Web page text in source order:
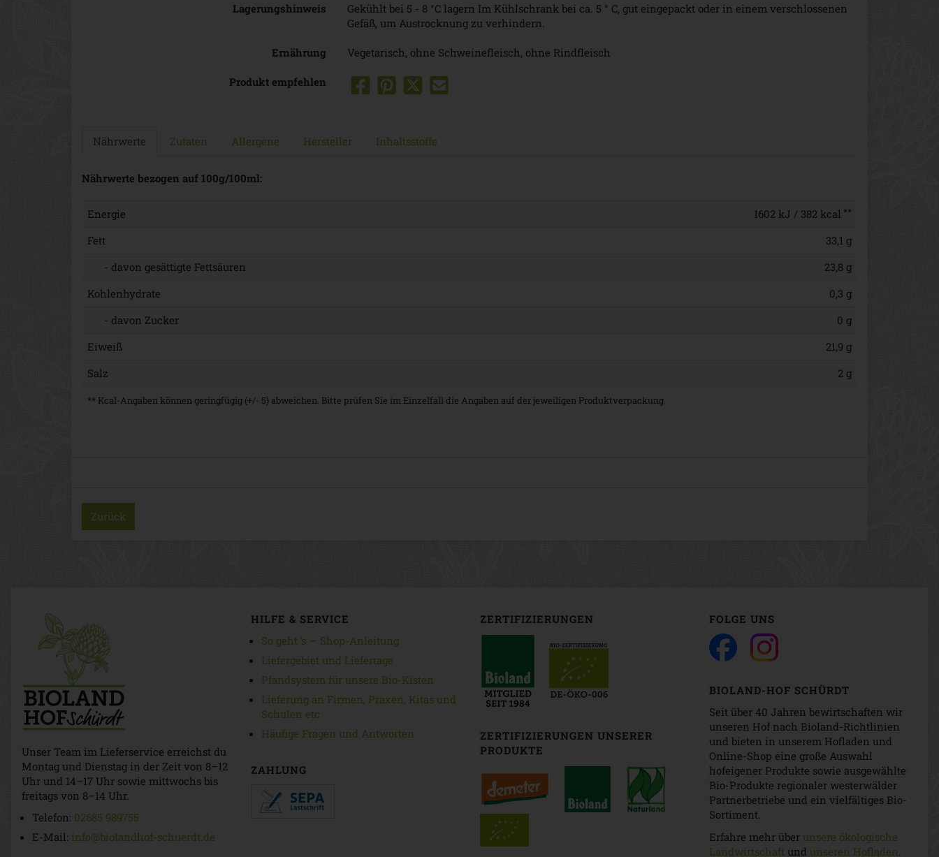
Lagerungshinweis
Gekühlt bei 5 - 8 °C lagern Im Kühlschrank bei ca. 5 ° C, gut eingepackt oder in einem verschlossenen
Gefäß, um Austrocknung zu verhindern.
Ernährung Vegetarisch, ohne Schweinefleisch, ohne Rindfleisch
Produkt empfehlen
Nährwerte Zutaten Allergene Hersteller Inhaltsstoffe
Nährwerte bezogen auf 100g/100ml:
Energie 1602 kJ / 382 kcal **
Fett
33,1 g
- davon gesättigte Fettsäuren
23,8 g
Kohlenhydrate
0,3 g
- davon Zucker
0 g
Eiweiß
21,9 g
Salz
2 g
** Kcal-Angaben können geringfügig (+/- 5) abweichen. Bitte prüfen Sie im Einzelfall die Angaben auf der jeweiligen Produktverpackung.
Zurück
Unser Team im Lieferservice erreichst du
Montag und Dienstag in der Zeit von 8–12
Uhr und 14–17 Uhr sowie mittwochs bis
freitags von 8–14 Uhr.
Telefon: 02685 989755
E-Mail: info@biolandhof-schuerdt.de
HILFE & SERVICE
So geht 's — Shop-Anleitung
Liefergebiet und Liefertage
Pfandsystem für unsere Bio-Kisten
Lieferung an Firmen, Praxen, Kitas und
Schulen etc.
Häufige Fragen und Antworten
ZAHLUNG
ZERTIFIZIERUNGEN
ZERTIFIZIERUNGEN UNSERER
PRODUKTE
FOLGE UNS
BIOLAND-HOF SCHÜRDT
Seit über 40 Jahren bewirtschaften wir
unseren Hof nach Bioland-Richtlinien
und bieten in unserem Hofladen und
Online-Shop eine große Auswahl
hofeigener Produkte sowie ausgewählte
Bio-Produkte regionaler westerwälder
Partnerbetriebe und ein vielfältiges Bio-
Sortiment.
Erfahre mehr über unsere ökologische
Landwirtschaft und unseren Hofladen